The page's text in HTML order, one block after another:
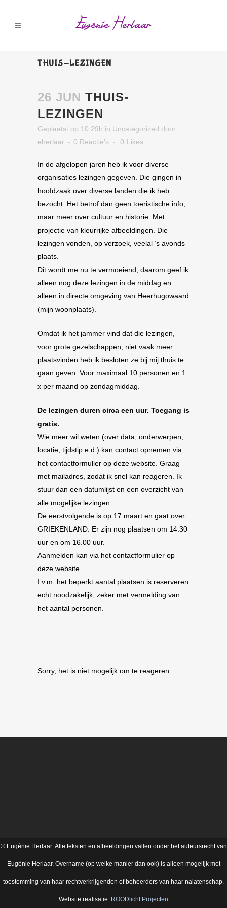
THUIS-LEZINGEN
26 JUN THUIS-
LEZINGEN
Geplaatst op 10:29h in Uncategorized door
eherlaar
0 Reactie's 0 Likes
In de afgelopen jaren heb ik voor diverse
organisaties lezingen gegeven. Die gingen in
hoofdzaak over diverse landen die ik heb
bezocht. Het betrof dan geen toeristische info,
maar meer over cultuur en historie. Met
projectie van kleurrijke afbeeldingen. Die
lezingen vonden, op verzoek, veelal ’s avonds
plaats.
Dit wordt me nu te vermoeiend, daarom geef ik
alleen nog deze lezingen in de middag en
alleen in directe omgeving van Heerhugowaard
(mijn woonplaats).
Omdat ik het jammer vind dat die lezingen,
voor grote gezelschappen, niet vaak meer
plaatsvinden heb ik besloten ze bij mij thuis te
gaan geven. Voor maximaal 10 personen en 1
x per maand op zondagmiddag.
De lezingen duren circa een uur. Toegang is
gratis.
Wie meer wil weten (over data, onderwerpen,
locatie, tijdstip e.d.) kan contact opnemen via
het contactformulier op deze website. Graag
met mailadres, zodat ik snel kan reageren. Ik
stuur dan een datumlijst en een overzicht van
alle mogelijke lezingen.
De eerstvolgende is op 17 maart en gaat over
GRIEKENLAND. Er zijn nog plaatsen om 14.30
uur en om 16.00 uur.
Aanmelden kan via het contactformulier op
deze website.
I.v.m. het beperkt aantal plaatsen is reserveren
echt noodzakelijk, zeker met vermelding van
het aantal personen.
Sorry, het is niet mogelijk om te reageren.
© Eugènie Herlaar: Alle teksten en afbeeldingen vallen onder het auteursrecht van
Eugènie Herlaar. Overname (op welke manier dan ook) is alleen mogelijk met
toestemming van haar rechtverkrijgenden of beheerders van haar nalatenschap.
Website realisatie: ROODlicht Projecten